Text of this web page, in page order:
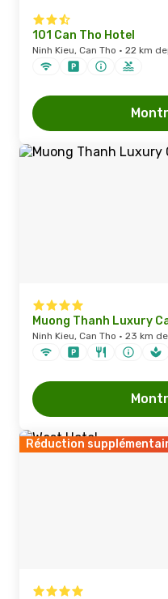
101 Can Tho Hotel
Ninh Kieu, Can Tho · 22 km
Muong Thanh Luxury
Ninh Kieu, Can Tho · 23 km
Réduction